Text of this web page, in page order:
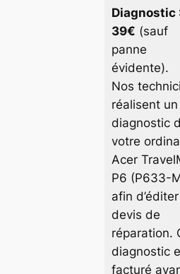
Diagnostic
39€ (sauf
panne
évidente).
Nos
réalisent un
diagnostic
votre
Acer
P6 (P633-
afin
devis de
réparation.
diagnostic
facturé